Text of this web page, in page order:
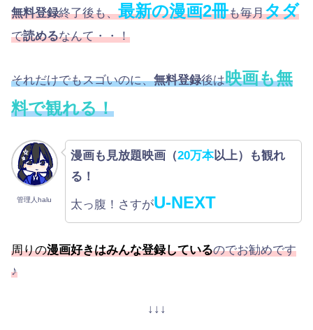
無料登録終了後も、最新の漫画2冊も毎月タダ
で読めるなんて・・！
それだけでもスゴいのに、無料登録後は映画も無
料で観れる！
管理人halu
漫画も見放題映画（20万本以上）も観れ
る！
太っ腹！さすがU-NEXT
周りの漫画好きはみんな登録しているのでお勧めです
♪
↓↓↓